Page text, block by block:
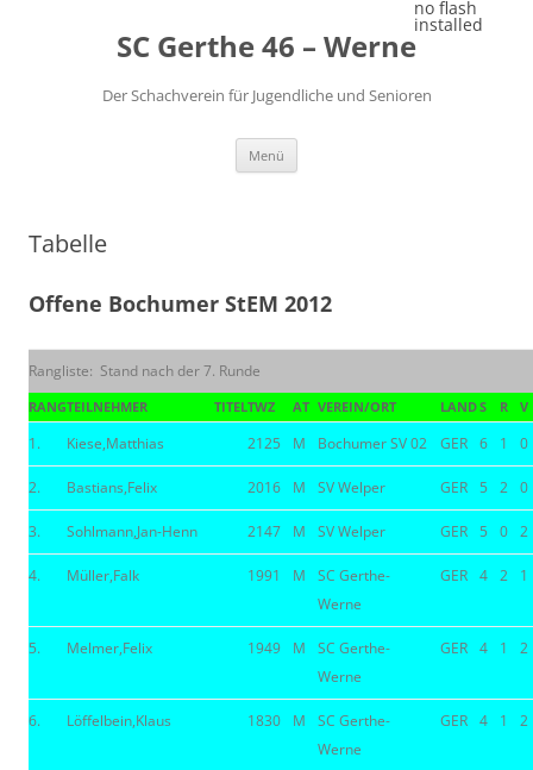
SC Gerthe 46 – Werne
Der Schachverein für Jugendliche und Senioren
Menü
Tabelle
Offene Bochumer StEM 2012
Rangliste: Stand nach der 7. Runde
RANGTEILNEHMER TITELTWZ AT VEREIN/ORT LANDS R V
1. Kiese,Matthias 2125 M Bochumer SV 02 GER 6 1 0
2. Bastians,Felix 2016 M SV Welper GER 5 2 0
3. Sohlmann,Jan-Henn 2147 M SV Welper GER 5 0 2
4. Müller,Falk 1991 M
SC Gerthe-
Werne
GER 4 2 1
5. Melmer,Felix 1949 M
SC Gerthe-
Werne
GER 4 1 2
6. Löffelbein,Klaus 1830 M
SC Gerthe-
Werne
GER 4 1 2
no flash
installed